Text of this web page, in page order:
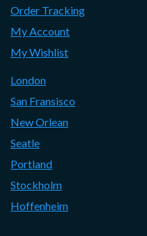
Order Tracking
My Account
My Wishlist
London
San Fransisco
New Orlean
Seatle
Portland
Stockholm
Hoffenheim